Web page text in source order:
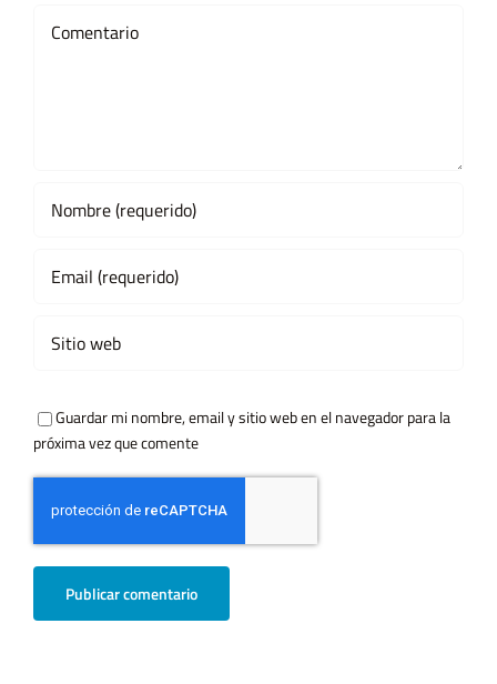
Guardar mi nombre, email y sitio web en el navegador para la
próxima vez que comente